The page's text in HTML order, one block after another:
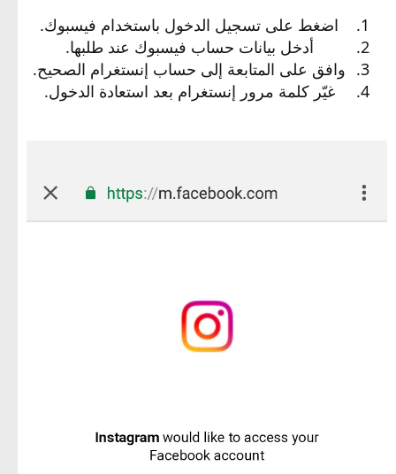
اضغط على تسجيل الدخول باستخدام فيسبوك.
أدخل بيانات حساب فيسبوك عند طلبها.
وافق على المتابعة إلى حساب إنستغرام الصحيح.
غيّر كلمة مرور إنستغرام بعد استعادة الدخول.